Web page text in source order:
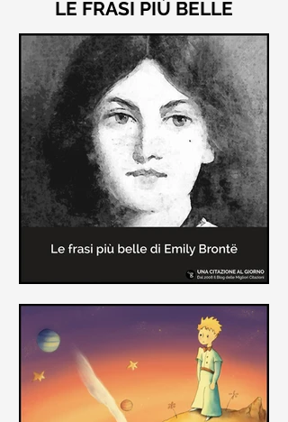
LE FRASI PIÙ BELLE
Le frasi più belle di "Cime
Tempestose" di Emily Brontë
"Cime Tempestose" rimane l'unico
romanzo scritto da Emily Brontë
causa la tubercolosi che le tolse la